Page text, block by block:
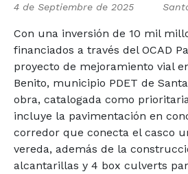
4 de Septiembre de 2025
Con una inversión de 10 mil
financiados a través del OCAD
proyecto de mejoramiento vial
Benito, municipio PDET de
obra, catalogada como
incluye la pavimentación en
corredor que conecta el casco
vereda, además de la
alcantarillas y 4 box culverts